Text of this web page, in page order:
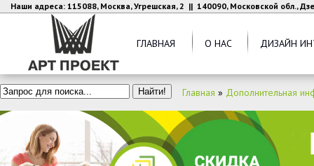
Наши адреса: 115088, Москва, Угрешская, 2 || 140090, Московской обл.,
ГЛАВНАЯ О НАС ДИЗАЙН
Главная » Дополнительная